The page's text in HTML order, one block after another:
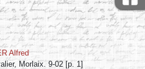
Alfred
Morlaix. 9-02 [p. 1]